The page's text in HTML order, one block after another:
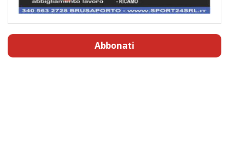
Abbonati